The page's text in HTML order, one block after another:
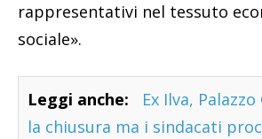
rappresentativi nel tessuto
sociale».
Leggi anche:
Ex Ilva,
la chiusura ma i sindacati